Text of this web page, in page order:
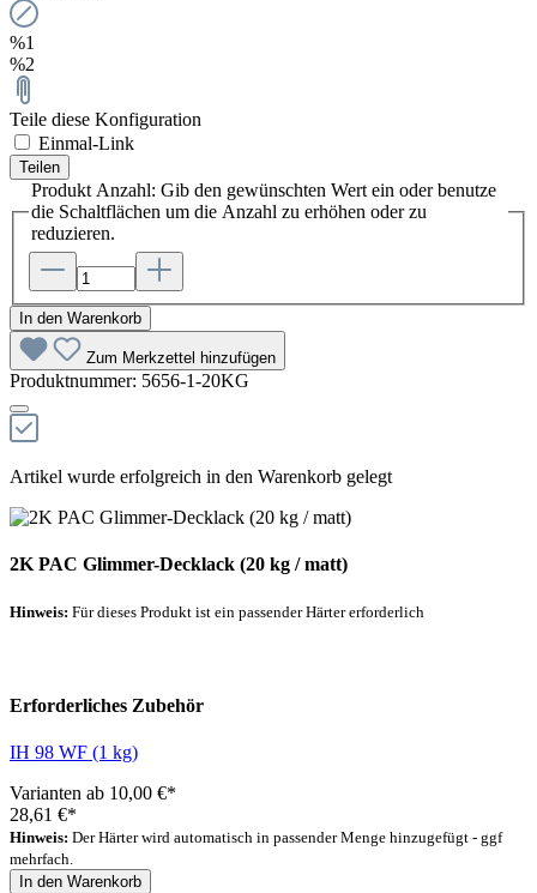
%1
%2
Teile diese Konfiguration
Einmal-Link
Teilen
Produkt Anzahl: Gib den gewünschten Wert ein oder benutze
die Schaltflächen um die Anzahl zu erhöhen oder zu
reduzieren.
In den Warenkorb
Zum Merkzettel hinzufügen
Produktnummer: 5656-1-20KG
Artikel wurde erfolgreich in den Warenkorb gelegt
2K PAC Glimmer-Decklack (20 kg / matt)
Hinweis: Für dieses Produkt ist ein passender Härter erforderlich
Erforderliches Zubehör
IH 98 WF (1 kg)
Varianten ab 10,00 €*
28,61 €*
Hinweis: Der Härter wird automatisch in passender Menge hinzugefügt - ggf
mehrfach.
In den Warenkorb